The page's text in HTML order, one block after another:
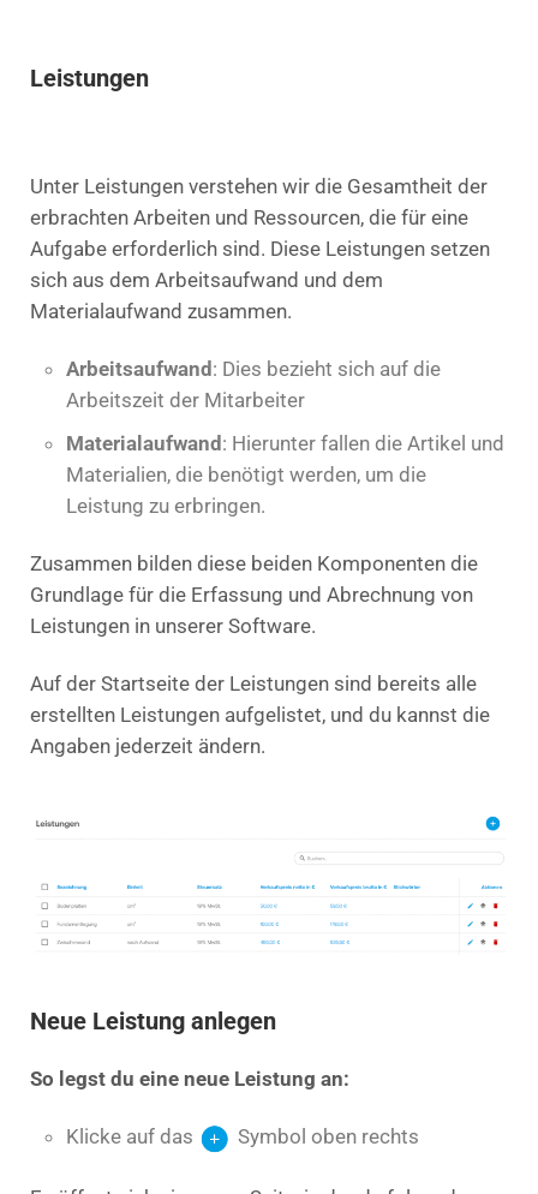
Leistungen
Unter Leistungen verstehen wir die Gesamtheit der
erbrachten Arbeiten und Ressourcen, die für eine
Aufgabe erforderlich sind. Diese Leistungen setzen
sich aus dem Arbeitsaufwand und dem
Materialaufwand zusammen.
Arbeitsaufwand : Dies bezieht sich auf die
Arbeitszeit der Mitarbeiter
Materialaufwand : Hierunter fallen die Artikel und
Materialien, die benötigt werden, um die
Leistung zu erbringen.
Zusammen bilden diese beiden Komponenten die
Grundlage für die Erfassung und Abrechnung von
Leistungen in unserer Software.
Auf der Startseite der Leistungen sind bereits alle
erstellten Leistungen aufgelistet, und du kannst die
Angaben jederzeit ändern.
Neue Leistung anlegen
So legst du eine neue Leistung an:
Klicke auf das Symbol oben rechts